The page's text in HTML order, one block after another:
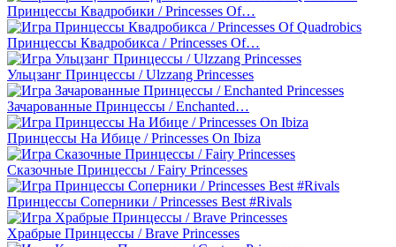
Принцессы Квадробики / Princesses Of…
Принцессы Квадробикса / Princesses Of…
Ульцзанг Принцессы / Ulzzang Princesses
Зачарованные Принцессы / Enchanted…
Принцессы На Ибице / Princesses On Ibiza
Сказочные Принцессы / Fairy Princesses
Принцессы Соперники / Princesses Best #Rivals
Храбрые Принцессы / Brave Princesses